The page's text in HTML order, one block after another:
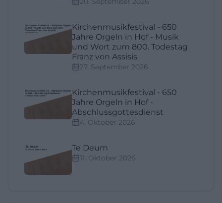
Kirchenmusikfestival - 650
Jahre Orgeln in Hof - Musik
und Wort zum 800. Todestag
Franz von Assisis
27. September 2026
Kirchenmusikfestival - 650
Jahre Orgeln in Hof -
Abschlussgottesdienst
4. Oktober 2026
Te Deum
11. Oktober 2026